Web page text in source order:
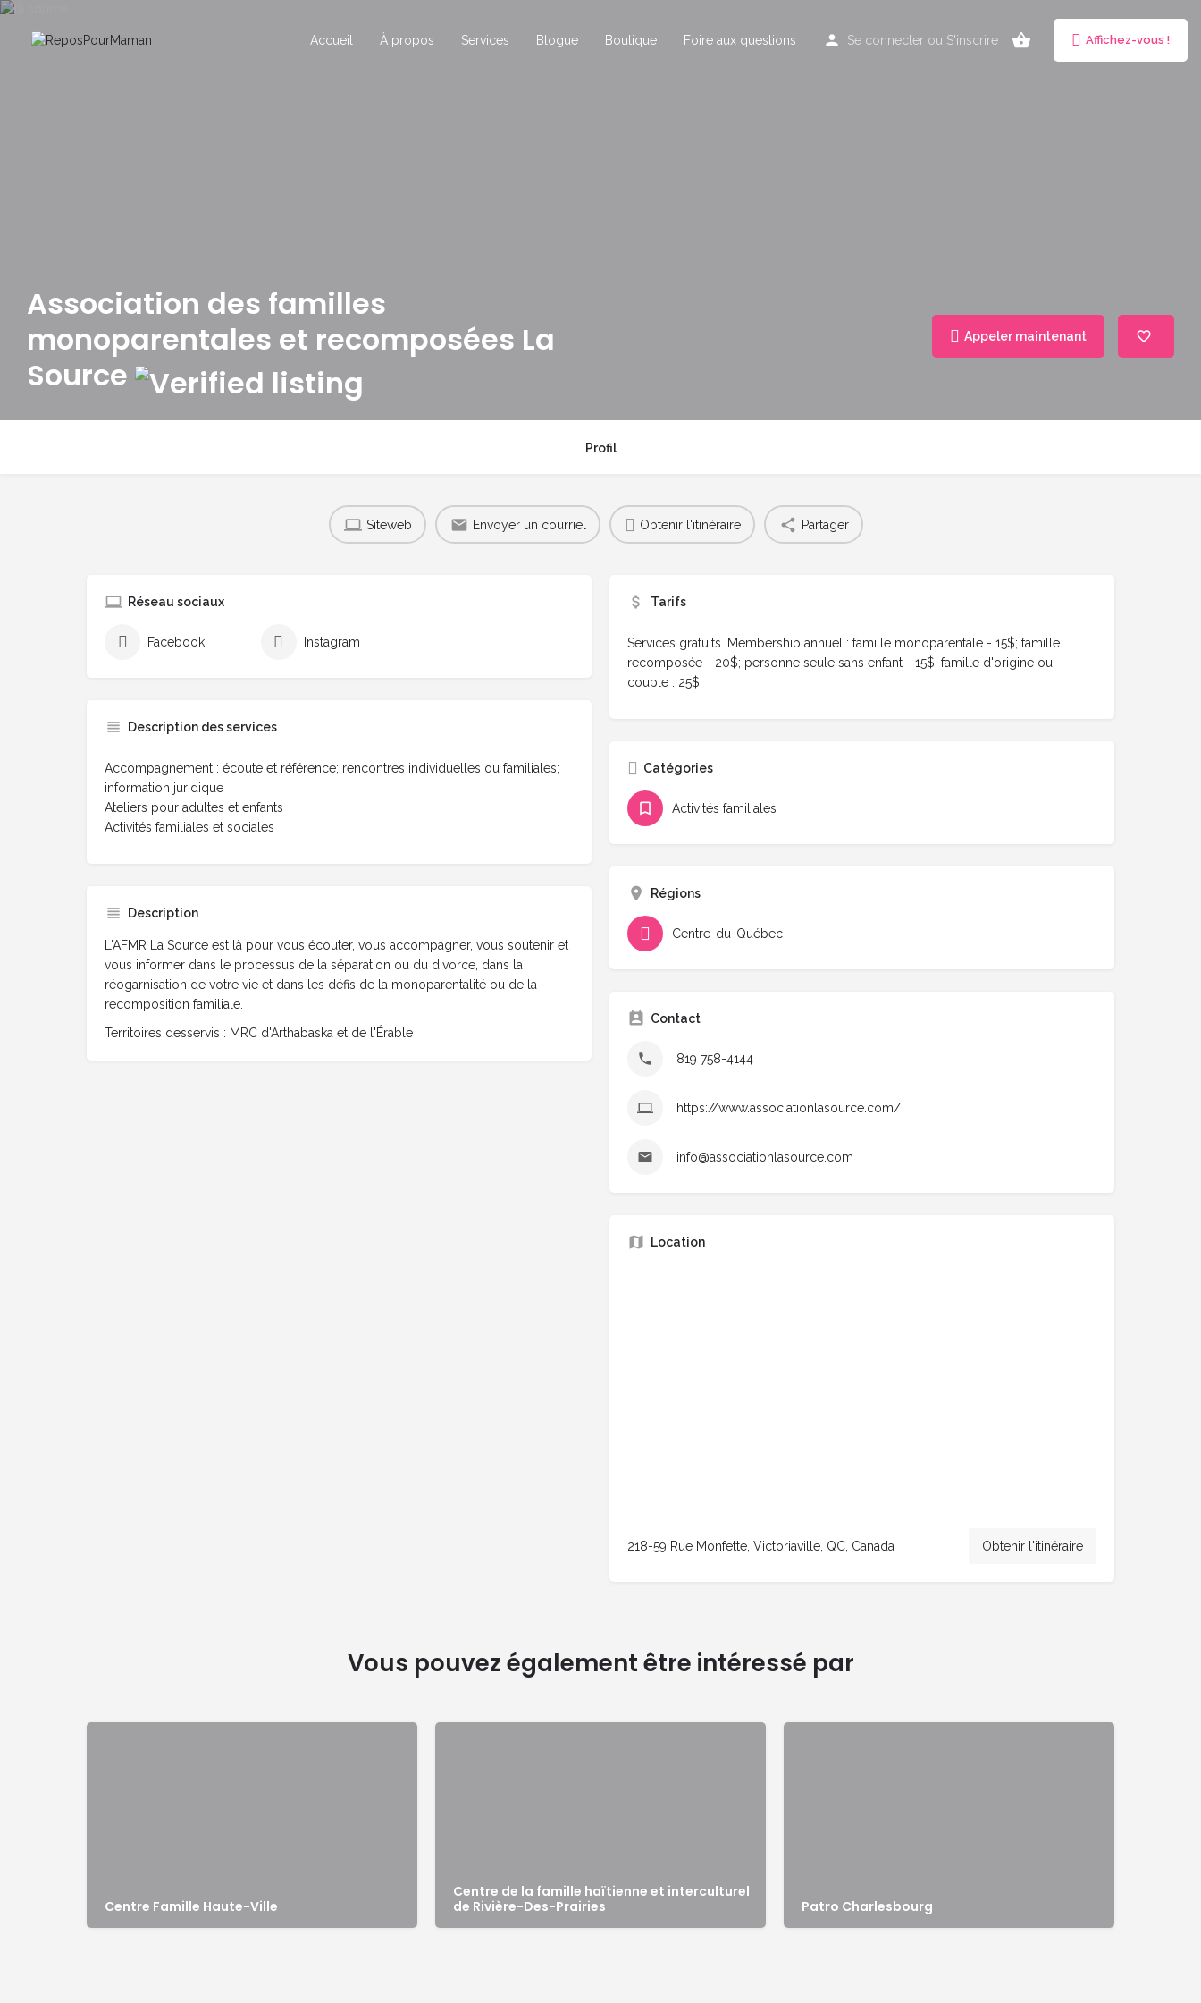
Accueil À propos Services Blogue Boutique Foire aux questions Se connecter ou S'inscrire Affichez-vous !
Association des familles
monoparentales et recomposées La
Source
Appeler maintenant
Profil
Siteweb Envoyer un courriel Obtenir l'itinéraire Partager
Réseau sociaux
Facebook Instagram
Description des services
Accompagnement : écoute et référence; rencontres individuelles ou familiales;
information juridique
Ateliers pour adultes et enfants
Activités familiales et sociales
Description
L'AFMR La Source est là pour vous écouter, vous accompagner, vous soutenir et
vous informer dans le processus de la séparation ou du divorce, dans la
réogarnisation de votre vie et dans les défis de la monoparentalité ou de la
recomposition familiale.
Territoires desservis : MRC d'Arthabaska et de l'Érable
Tarifs
Services gratuits. Membership annuel : famille monoparentale - 15$; famille
recomposée - 20$; personne seule sans enfant - 15$; famille d'origine ou
couple : 25$
Catégories
Activités familiales
Régions
Centre-du-Québec
Contact
819 758-4144
https://www.associationlasource.com/
info@associationlasource.com
Location
218-59 Rue Monfette, Victoriaville, QC, Canada Obtenir l'itinéraire
Vous pouvez également être intéressé par
Centre Famille Haute-Ville
Centre de la famille haïtienne et interculturel
de Rivière-Des-Prairies
Patro Charlesbourg